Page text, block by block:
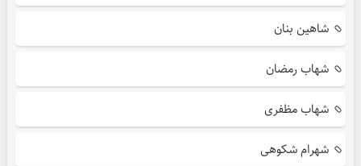
شاهین بنان
شهاب رمضان
شهاب مظفری
شهرام شکوهی